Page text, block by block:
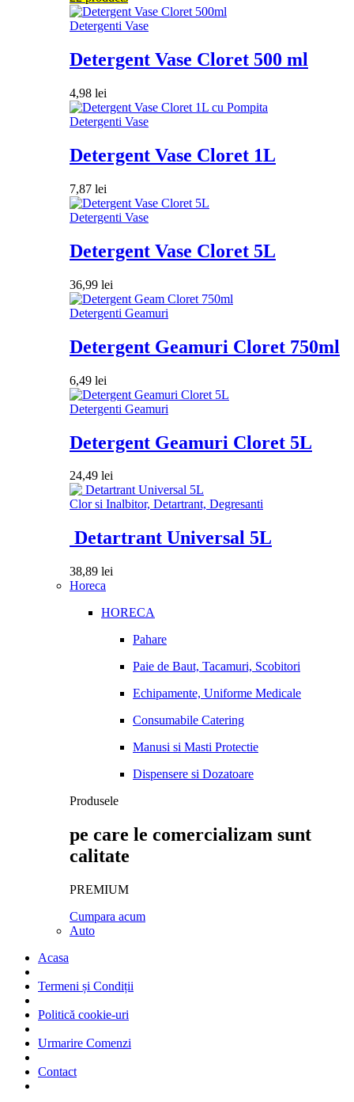
Detergenti Vase
Detergent Vase Cloret 500 ml
4,98 lei
Detergenti Vase
Detergent Vase Cloret 1L
7,87 lei
Detergenti Vase
Detergent Vase Cloret 5L
36,99 lei
Detergenti Geamuri
Detergent Geamuri Cloret 750ml
6,49 lei
Detergenti Geamuri
Detergent Geamuri Cloret 5L
24,49 lei
Clor si Inalbitor, Detartrant, Degresanti
Detartrant Universal 5L
38,89 lei
Horeca
HORECA
Pahare
Paie de Baut, Tacamuri, Scobitori
Echipamente, Uniforme Medicale
Consumabile Catering
Manusi si Masti Protectie
Dispensere si Dozatoare
Produsele
pe care le comercializam sunt
calitate
PREMIUM
Cumpara acum
Auto
Acasa
Termeni și Condiții
Politică cookie-uri
Urmarire Comenzi
Contact